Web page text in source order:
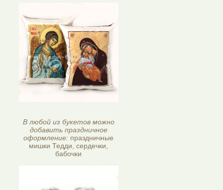
В любой из букетов можно
добавить праздничное
оформление: праздничные
мишки Тедди, сердечки,
бабочки